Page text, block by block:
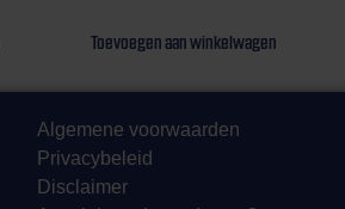
Toevoegen aan winkelwagen
Algemene voorwaarden
Privacybeleid
Disclaimer